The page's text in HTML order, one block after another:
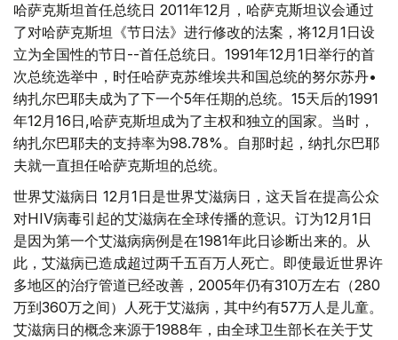
哈萨克斯坦首任总统日 2011年12月，哈萨克斯坦议会通过
了对哈萨克斯坦《节日法》进行修改的法案，将12月1日设
立为全国性的节日--首任总统日。1991年12月1日举行的首
次总统选举中，时任哈萨克苏维埃共和国总统的努尔苏丹•
纳扎尔巴耶夫成为了下一个5年任期的总统。15天后的1991
年12月16日,哈萨克斯坦成为了主权和独立的国家。当时，
纳扎尔巴耶夫的支持率为98.78%。自那时起，纳扎尔巴耶
夫就一直担任哈萨克斯坦的总统。
世界艾滋病日 12月1日是世界艾滋病日，这天旨在提高公众
对HIV病毒引起的艾滋病在全球传播的意识。订为12月1日
是因为第一个艾滋病病例是在1981年此日诊断出来的。从
此，艾滋病已造成超过两千五百万人死亡。即使最近世界许
多地区的治疗管道已经改善，2005年仍有310万左右（280
万到360万之间）人死于艾滋病，其中约有57万人是儿童。
艾滋病日的概念来源于1988年，由全球卫生部长在关于艾